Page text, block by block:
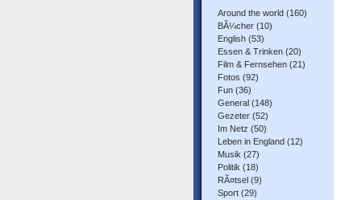
Around the world (160)
BÃ¼cher (10)
English (53)
Essen & Trinken (20)
Film & Fernsehen (21)
Fotos (92)
Fun (36)
General (148)
Gezeter (52)
Im Netz (50)
Leben in England (12)
Musik (27)
Politik (18)
RÃ¤tsel (9)
Sport (29)